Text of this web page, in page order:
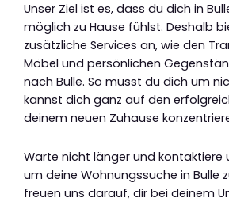
Unser Ziel ist es, dass du dich in
möglich zu Hause fühlst. Deshalb
zusätzliche Services an, wie den
Möbel und persönlichen
nach Bulle. So musst du dich um
kannst dich ganz auf den
deinem neuen Zuhause
Warte nicht länger und kontaktiere
um deine Wohnungssuche in Bulle
freuen uns darauf, dir bei deinem